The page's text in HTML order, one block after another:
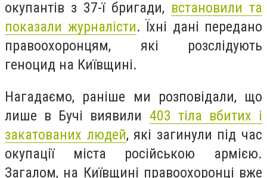
окупантів з 37-ї бригади, встановили та
показали журналісти. Їхні дані передано
правоохоронцям, які розслідують
геноцид на Київщині.
Нагадаємо, раніше ми розповідали, що
лише в Бучі виявили 403 тіла вбитих і
закатованих людей, які загинули під час
окупації міста російською армією.
Загалом, на Київщині правоохоронці вже